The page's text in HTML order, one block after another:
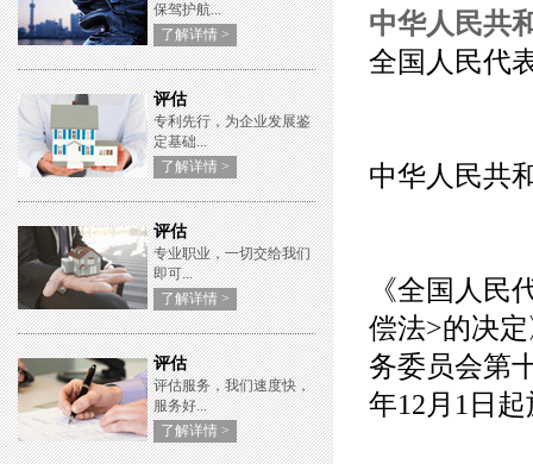
保驾护航...
了解详情 >
评估
专利先行，为企业发展鉴
定基础...
了解详情 >
评估
专业职业，一切交给我们
即可...
了解详情 >
评估
评估服务，我们速度快，
服务好...
了解详情 >
中华人民共
全国人民代
中华人民共
《全国人民
偿法>的决
务委员会第
年12月1日